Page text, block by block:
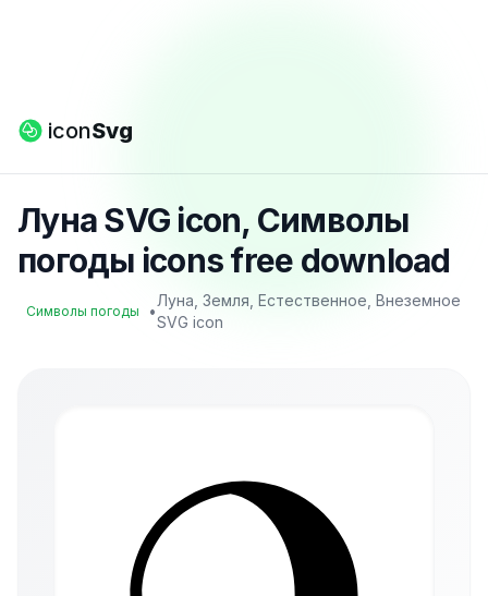
iconSvg
Луна SVG icon, Символы
погоды icons free download
Символы погоды •
Луна, Земля, Естественное, Внеземное
SVG icon